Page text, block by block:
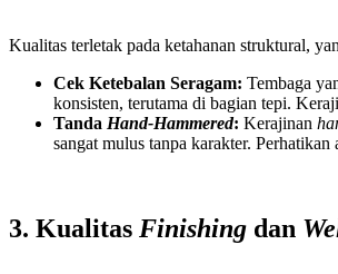
Kualitas terletak pada ketahanan struktural,
Cek Ketebalan Seragam: Tembaga
konsisten, terutama di bagian tepi.
Tanda Hand-Hammered: Kerajinan
sangat mulus tanpa karakter.
3. Kualitas Finishing dan